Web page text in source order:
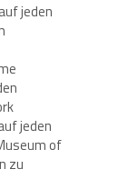
jeden
jeden
of
zu